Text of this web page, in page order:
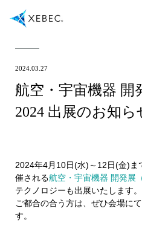
2024.03.27
航空・宇宙機器 開
2024 出展のお知ら
2024年4月10日(水)～12日(金)ま
催される航空・宇宙機器 開発展
テクノロジーも出展いたします。
ご都合の合う方は、ぜひ会場に
す。